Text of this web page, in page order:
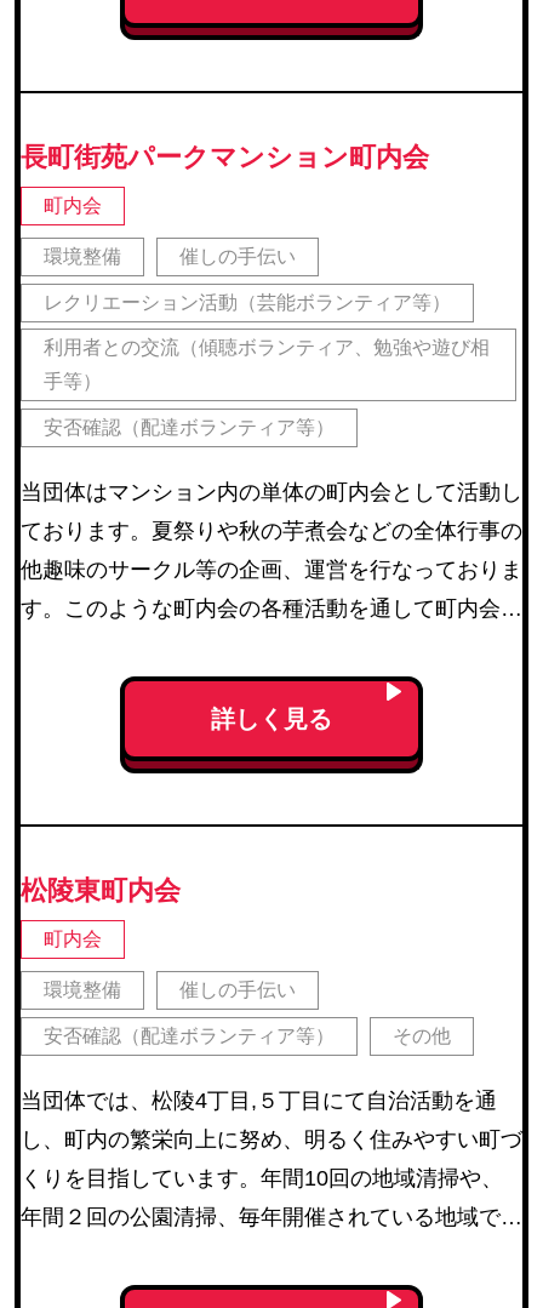
長町街苑パークマンション町内会
町内会
環境整備 催しの手伝い
レクリエーション活動（芸能ボランティア等）
利用者との交流（傾聴ボランティア、勉強や遊び相
手等）
安否確認（配達ボランティア等）
当団体はマンション内の単体の町内会として活動し
ております。夏祭りや秋の芋煮会などの全体行事の
他趣味のサークル等の企画、運営を行なっておりま
す。このような町内会の各種活動を通して町内会設
りを推進します。
詳しく見る
松陵東町内会
町内会
環境整備 催しの手伝い
安否確認（配達ボランティア等） その他
当団体では、松陵4丁目,５丁目にて自治活動を通
し、町内の繁栄向上に努め、明るく住みやすい町づ
くりを目指しています。年間10回の地域清掃や、
年間２回の公園清掃、毎年開催されている地域での
く開催しています。